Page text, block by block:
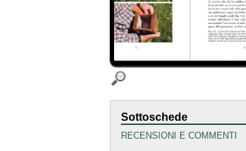
Sottoschede
RECENSIONI E COMMENTI